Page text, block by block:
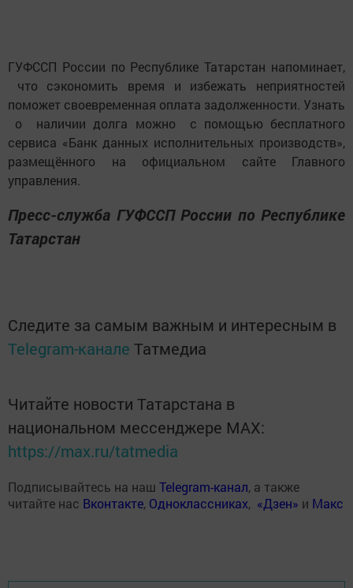
ГУФССП России по Республике Татарстан напоминает,
что сэкономить время и избежать неприятностей
поможет своевременная оплата задолженности. Узнать
о наличии долга можно с помощью бесплатного
сервиса «Банк данных исполнительных производств»,
размещённого на официальном сайте Главного
управления.
Пресс-служба ГУФССП России по Республике
Татарстан
Следите за самым важным и интересным в
Telegram-канале Татмедиа
Читайте новости Татарстана в
национальном мессенджере MАХ:
https://max.ru/tatmedia
Подписывайтесь на наш Telegram-канал, а также
читайте нас Вконтакте, Одноклассниках, «Дзен» и Макс